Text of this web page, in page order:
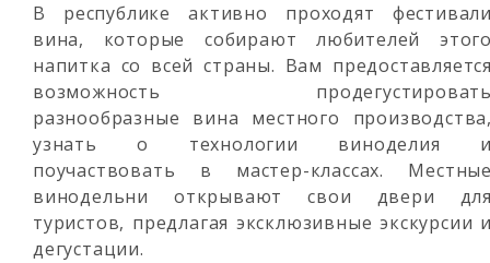
В республике активно проходят
вина, которые собирают любителей
напитка со всей страны. Вам
возможность
разнообразные вина местного
узнать о технологии виноделия
поучаствовать в мастер-классах.
винодельни открывают свои двери
туристов, предлагая эксклюзивные экскурсии
дегустации.